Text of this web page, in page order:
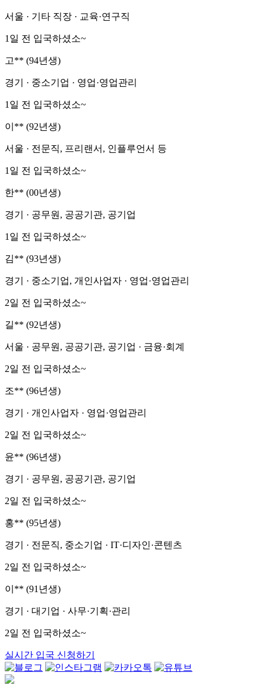
서울 · 기타 직장 · 교육·연구직
1일 전 입국하셨소~
고** (94년생)
경기 · 중소기업 · 영업·영업관리
1일 전 입국하셨소~
이** (92년생)
서울 · 전문직, 프리랜서, 인플루언서 등
1일 전 입국하셨소~
한** (00년생)
경기 · 공무원, 공공기관, 공기업
1일 전 입국하셨소~
김** (93년생)
경기 · 중소기업, 개인사업자 · 영업·영업관리
2일 전 입국하셨소~
길** (92년생)
서울 · 공무원, 공공기관, 공기업 · 금융·회계
2일 전 입국하셨소~
조** (96년생)
경기 · 개인사업자 · 영업·영업관리
2일 전 입국하셨소~
윤** (96년생)
경기 · 공무원, 공공기관, 공기업
2일 전 입국하셨소~
홍** (95년생)
경기 · 전문직, 중소기업 · IT·디자인·콘텐츠
2일 전 입국하셨소~
이** (91년생)
경기 · 대기업 · 사무·기획·관리
2일 전 입국하셨소~
실시간 입국 신청하기